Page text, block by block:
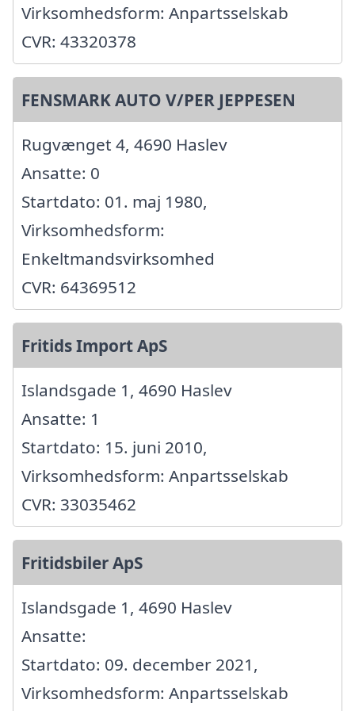
Virksomhedsform: Anpartsselskab
CVR: 43320378
FENSMARK AUTO V/PER JEPPESEN
Rugvænget 4, 4690 Haslev
Ansatte: 0
Startdato: 01. maj 1980,
Virksomhedsform:
Enkeltmandsvirksomhed
CVR: 64369512
Fritids Import ApS
Islandsgade 1, 4690 Haslev
Ansatte: 1
Startdato: 15. juni 2010,
Virksomhedsform: Anpartsselskab
CVR: 33035462
Fritidsbiler ApS
Islandsgade 1, 4690 Haslev
Ansatte:
Startdato: 09. december 2021,
Virksomhedsform: Anpartsselskab